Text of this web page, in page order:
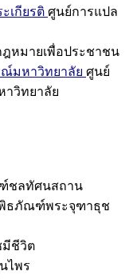
เกียรติ ศูนย์การแปล
หมายเพื่อประชาชน
ณ์มหาวิทยาลัย ศูนย์
าวิทยาลัย
ชลทัศนสถาน
ธภัณฑ์พระจุฑาธุช
ชีวิต
ไพร